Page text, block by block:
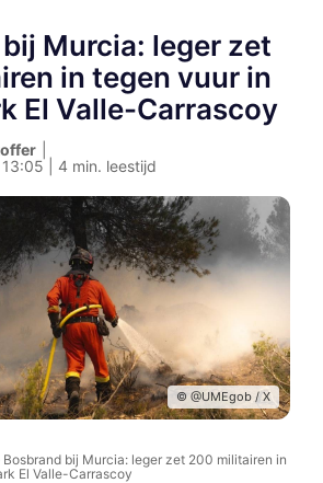
Murcia: leger zet
in tegen vuur in
El Valle-Carrascoy
| 4 min. leestijd
© @UMEgob / X
Bosbrand bij Murcia: leger zet 200 militairen in
El Valle-Carrascoy